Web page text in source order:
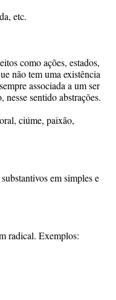
etc.
como ações, estados,
não tem uma existência
associada a um ser
nesse sentido abstrações.
ciúme, paixão,
em simples e
radical. Exemplos: